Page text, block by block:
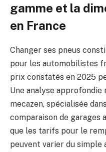
gamme et la
en France
Changer ses pneus
pour les automobilistes
prix constatés en 2025
Une analyse
mecazen, spécialisée
comparaison de garages
que les tarifs pour le
peuvent varier du simple